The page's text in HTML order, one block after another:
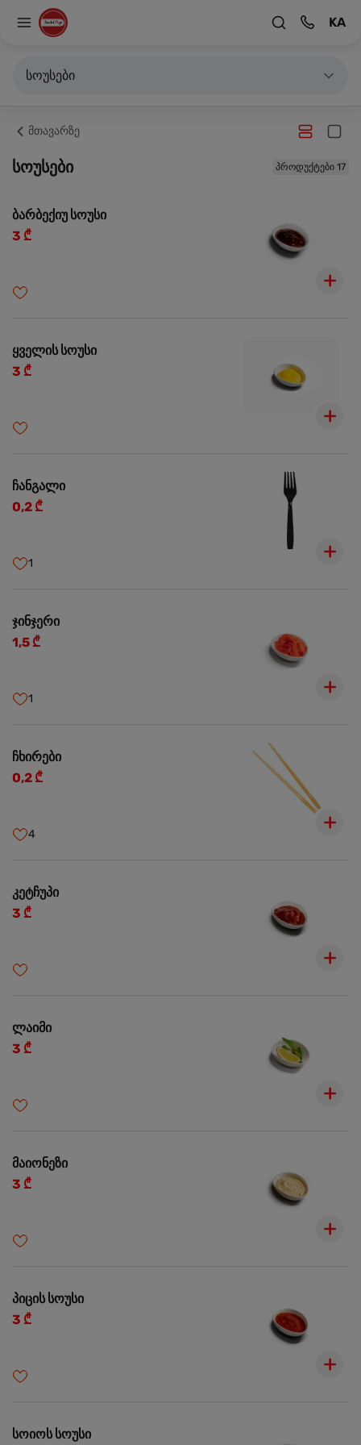
KA
სოუსები
მთავარზე
სოუსები პროდუქტები 17
ბარბექიუ სოუსი
3 ₾
ყველის სოუსი
3 ₾
ჩანგალი
0,2 ₾
1
ჯინჯერი
1,5 ₾
1
ჩხირები
0,2 ₾
4
კეტჩუპი
3 ₾
ლაიმი
3 ₾
მაიონეზი
3 ₾
პიცის სოუსი
3 ₾
სოიოს სოუსი